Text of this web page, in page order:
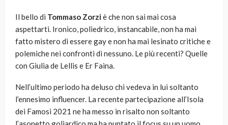
Il bello di Tommaso Zorziè che non sai mai cosa
aspettarti. Ironico, poliedrico, instancabile, non ha mai
fatto mistero di essere gay e non ha mai lesinato critiche e
polemiche nei confronti di nessuno. Le più recenti? Quelle
con Giulia de Lellis e Er Faina.
Nell’ultimo periodo ha deluso chi vedeva in lui soltanto
l’ennesimo influencer. La recente partecipazione all’Isola
dei Famosi 2021 ne ha messo in risalto non soltanto